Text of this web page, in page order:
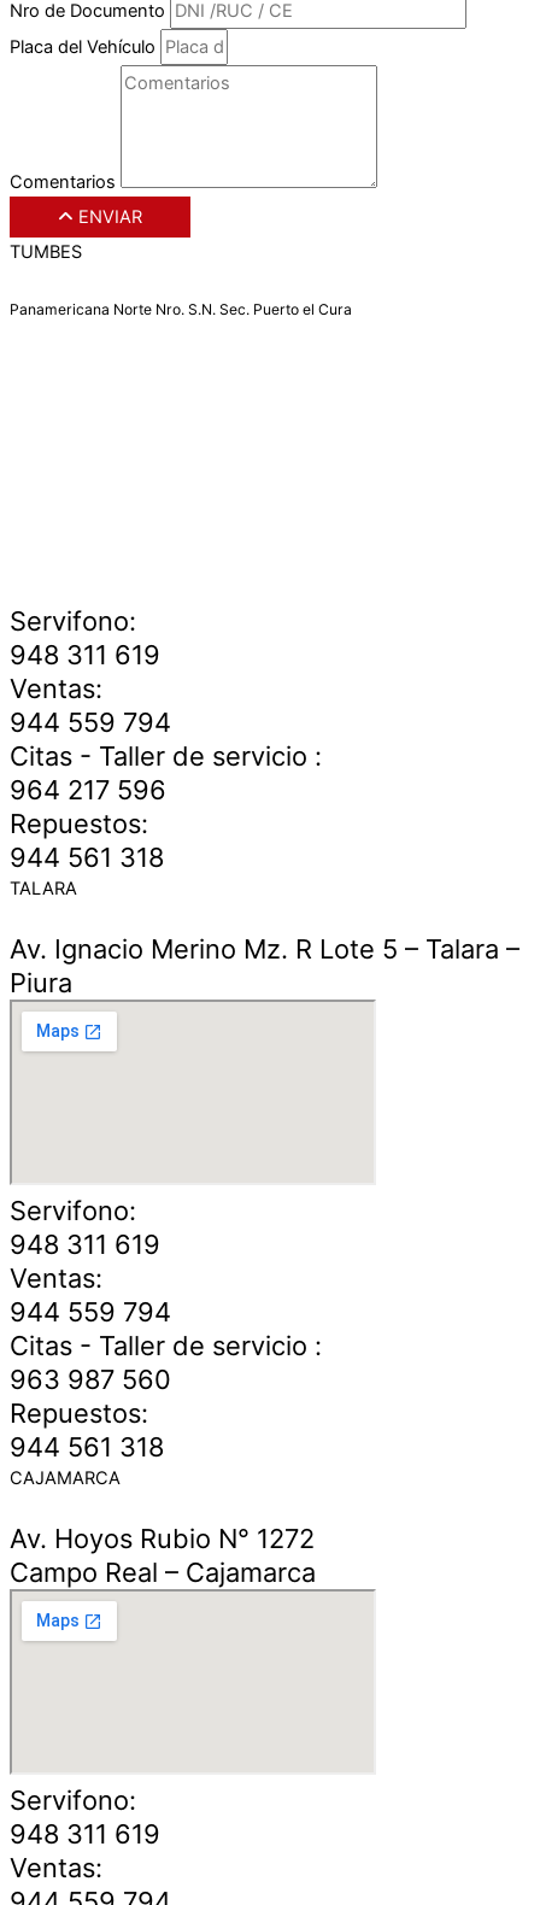
Nro de Documento
Placa del Vehículo
Comentarios
ENVIAR
TUMBES
Panamericana Norte Nro. S.N. Sec. Puerto el Cura
Servifono:
948 311 619
Ventas:
944 559 794
Citas - Taller de servicio :
964 217 596
Repuestos:
944 561 318
TALARA
Av. Ignacio Merino Mz. R Lote 5 – Talara –
Piura
Servifono:
948 311 619
Ventas:
944 559 794
Citas - Taller de servicio :
963 987 560
Repuestos:
944 561 318
CAJAMARCA
Av. Hoyos Rubio N° 1272
Campo Real – Cajamarca
Servifono:
948 311 619
Ventas: